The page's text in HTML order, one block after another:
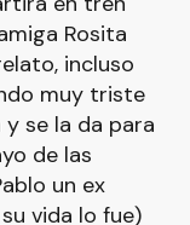
Rosita
incluso
muy triste
se la da para
de las
un ex
vida lo fue)